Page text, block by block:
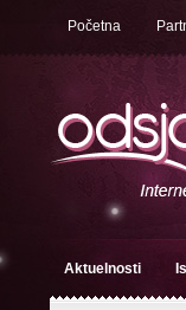
Početna
Aktuelnosti